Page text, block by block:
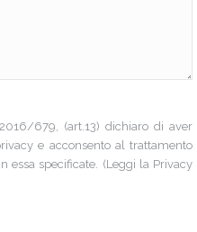
679, (art.13) dichiaro di aver
e acconsento al trattamento
essa specificate. (Leggi la Privacy